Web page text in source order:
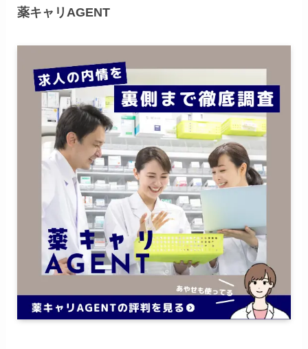
薬キャリAGENT